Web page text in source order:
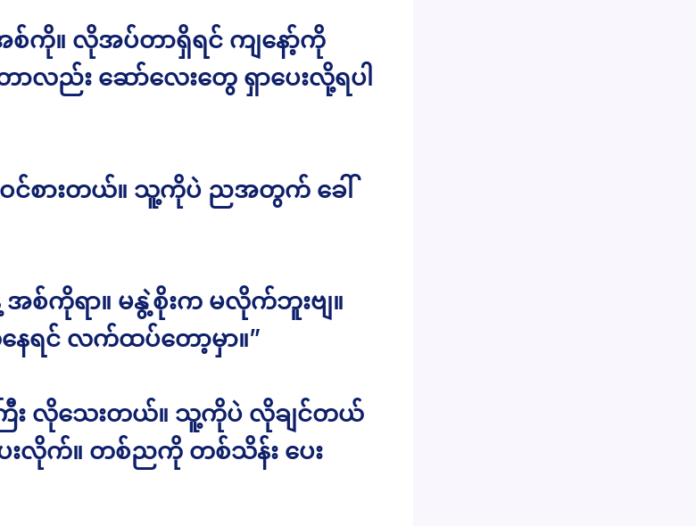
အစ်ကို။ လိုအပ်တာရှိရင် ကျနော့်ကို
တာလည်း ဆော်လေးတွေ ရှာပေးလို့ရပါ
င်စားတယ်။ သူ့ကိုပဲ ညအတွက် ခေါ်
အစ်ကိုရာ။ မနွဲ့စိုးက မလိုက်ဘူးဗျ။
ရင် လက်ထပ်တော့မှာ။”
ြီး လိုသေးတယ်။ သူ့ကိုပဲ လိုချင်တယ်
ေးလိုက်။ တစ်ညကို တစ်သိန်း ပေး